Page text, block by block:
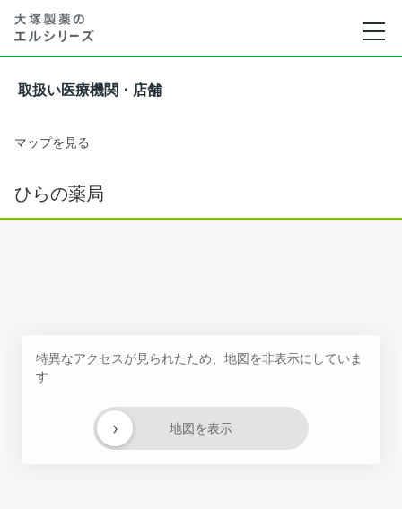
取扱い医療機関・店舗
マップを見る
ひらの薬局
特異なアクセスが見られたため、地図を非表示にしていま
す
地図を表示
›